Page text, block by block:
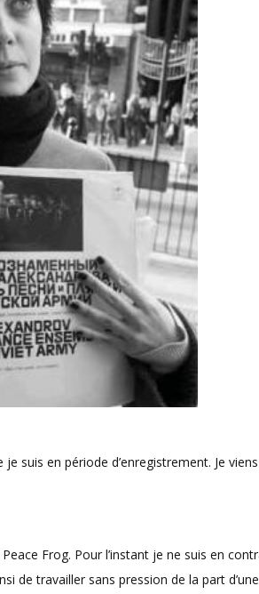
suis en période d’enregistrement. Je viens
Frog. Pour l’instant je ne suis en
de travailler sans pression de la part